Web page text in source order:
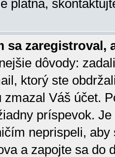
platná,
sa zaregistroval,
dôvody:
ktorý ste
zmazal Váš účet.
príspevok.
neprispeli,
a zapojte sa do